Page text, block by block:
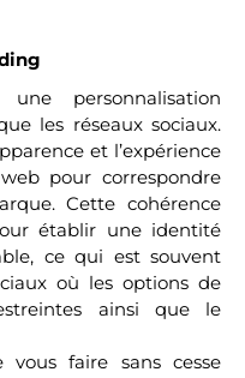
personnalisation
les réseaux sociaux.
et l’expérience
pour correspondre
Cette cohérence
établir une identité
ce qui est souvent
où les options de
ainsi que le
faire sans cesse